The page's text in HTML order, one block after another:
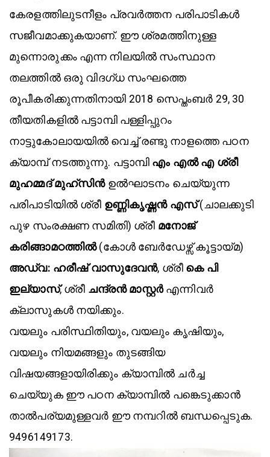
കേരളത്തിലുടനീളം പ്രവർത്തന പരിപാടികൾ
സജീവമാക്കുകയാണ്. ഈ ശ്രമത്തിനുള്ള
മുന്നൊരുക്കം എന്ന നിലയിൽ സംസ്ഥാന
തലത്തിൽ ഒരു വിദഗ്ധ സംഘത്തെ
രൂപീകരിക്കുന്നതിനായി 2018 സെപ്തംബർ 29, 30
തീയതികളിൽ പട്ടാമ്പി പള്ളിപ്പുറം
നാട്ടുകോലായയിൽ വെച്ച് രണ്ടു നാളത്തെ പഠന
ക്യാമ്പ് നടത്തുന്നു. പട്ടാമ്പി എം എൽ എ ശ്രീ
മുഹമ്മദ് മുഹ്സിൻഉൽഘാടനം ചെയ്യുന്ന
പരിപാടിയിൽ ശ്രീ ഉണ്ണികൃഷ്ണൻ എസ്(ചാലക്കുടി
പുഴ സംരക്ഷണ സമിതി) ശ്രീ മനോജ്
കരിങ്ങാമഠത്തിൽ(കോൾ ബേർഡേഴ്സ് കൂട്ടായ്മ)
അഡ്വ: ഹരീഷ് വാസുദേവൻ, ശ്രീ കെ പി
ഇല്യാസ്, ശ്രീ ചന്ദ്രൻ മാസ്റ്റർഎന്നിവർ
ക്ലാസുകൾ നയിക്കും.
വയലും പരിസ്ഥിതിയും, വയലും കൃഷിയും,
വയലും നിയമങ്ങളും തുടങ്ങിയ
വിഷയങ്ങളായിരിക്കും ക്യാമ്പിൽ ചർച്ച
ചെയ്യുക ഈ പഠന ക്യാമ്പിൽ പങ്കെടുക്കാൻ
താൽപര്യമുള്ളവർ ഈ നമ്പറിൽ ബന്ധപ്പെടുക.
9496149173.